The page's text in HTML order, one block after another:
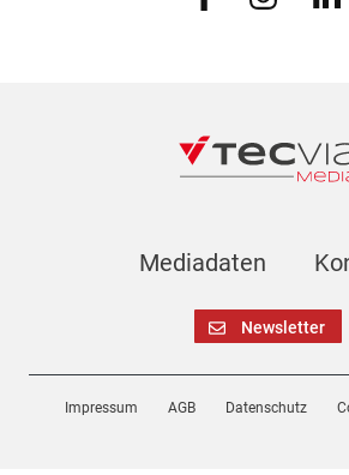
Mediadaten
Newsletter
Impressum AGB Datenschutz